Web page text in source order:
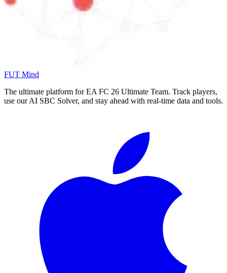
FUT Mind
The ultimate platform for EA FC 26 Ultimate Team. Track players,
use our AI SBC Solver, and stay ahead with real-time data and tools.